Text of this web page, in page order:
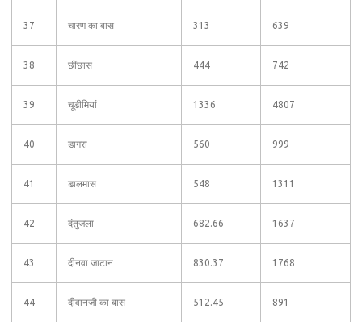
37 चारण का बास 313 639
38 छींछास 444 742
39 चूडीमियां 1336 4807
40 डागरा 560 999
41 डालमास 548 1311
42 दंतुजला 682.66 1637
43 दीनवा जाटान 830.37 1768
44 दीवानजी का बास 512.45 891